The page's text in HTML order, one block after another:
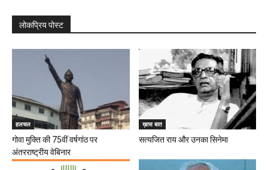
लोकप्रिय पोस्ट
हलचल
गोवा मुक्ति की 75वीं वर्षगांठ पर
अंतरराष्ट्रीय वेबिनार
ख़ास बात
सत्यजित राय और उनका सिनेमा